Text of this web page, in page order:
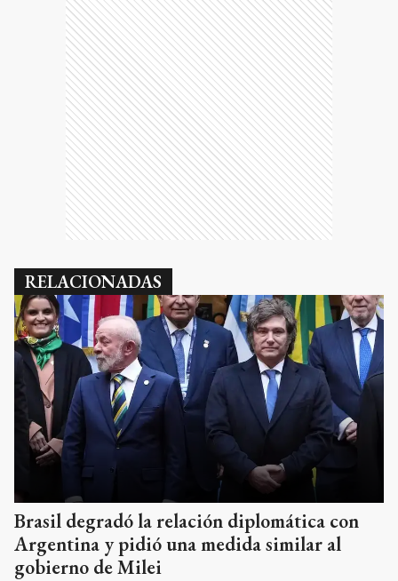
RELACIONADAS
Brasil degradó la relación diplomática con
Argentina y pidió una medida similar al
gobierno de Milei